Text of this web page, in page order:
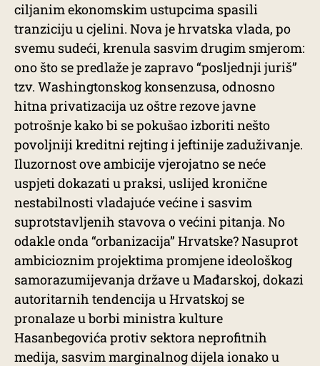
ciljanim ekonomskim ustupcima spasili
tranziciju u cjelini. Nova je hrvatska vlada, po
svemu sudeći, krenula sasvim drugim smjerom:
ono što se predlaže je zapravo “posljednji juriš”
tzv. Washingtonskog konsenzusa, odnosno
hitna privatizacija uz oštre rezove javne
potrošnje kako bi se pokušao izboriti nešto
povoljniji kreditni rejting i jeftinije zaduživanje.
Iluzornost ove ambicije vjerojatno se neće
uspjeti dokazati u praksi, uslijed kronične
nestabilnosti vladajuće većine i sasvim
suprotstavljenih stavova o većini pitanja. No
odakle onda “orbanizacija” Hrvatske? Nasuprot
ambicioznim projektima promjene ideološkog
samorazumijevanja države u Mađarskoj, dokazi
autoritarnih tendencija u Hrvatskoj se
pronalaze u borbi ministra kulture
Hasanbegovića protiv sektora neprofitnih
medija, sasvim marginalnog dijela ionako u